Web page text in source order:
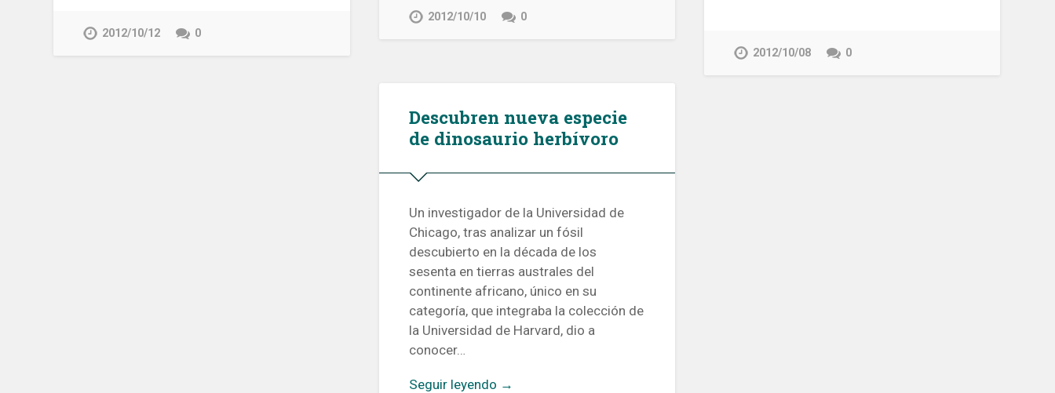
2012/10/12 0
2012/10/10 0
2012/10/08 0
Descubren nueva especie
de dinosaurio herbívoro
Un investigador de la Universidad de
Chicago, tras analizar un fósil
descubierto en la década de los
sesenta en tierras australes del
continente africano, único en su
categoría, que integraba la colección de
la Universidad de Harvard, dio a
conocer…
Seguir leyendo →